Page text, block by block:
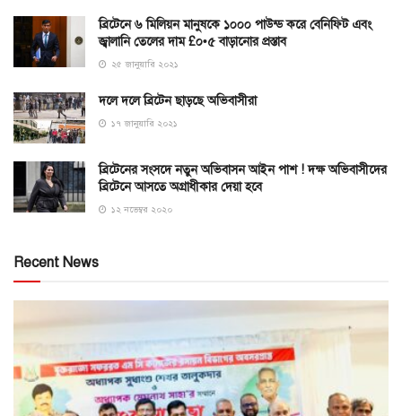
ব্রিটেনে ৬ মিলিয়ন মানুষকে ১০০০ পাউন্ড করে বেনিফিট এবং
জ্বালানি তেলের দাম £০•৫ বাড়ানোর প্রস্তাব
২৫ জানুয়ারি ২০২১
দলে দলে ব্রিটেন ছাড়ছে অভিবাসীরা
১৭ জানুয়ারি ২০২১
ব্রিটেনের সংসদে নতুন অভিবাসন আইন পাশ ! দক্ষ অভিবাসীদের
ব্রিটেনে আসতে অগ্রাধীকার দেয়া হবে
১২ নভেম্বর ২০২০
Recent News